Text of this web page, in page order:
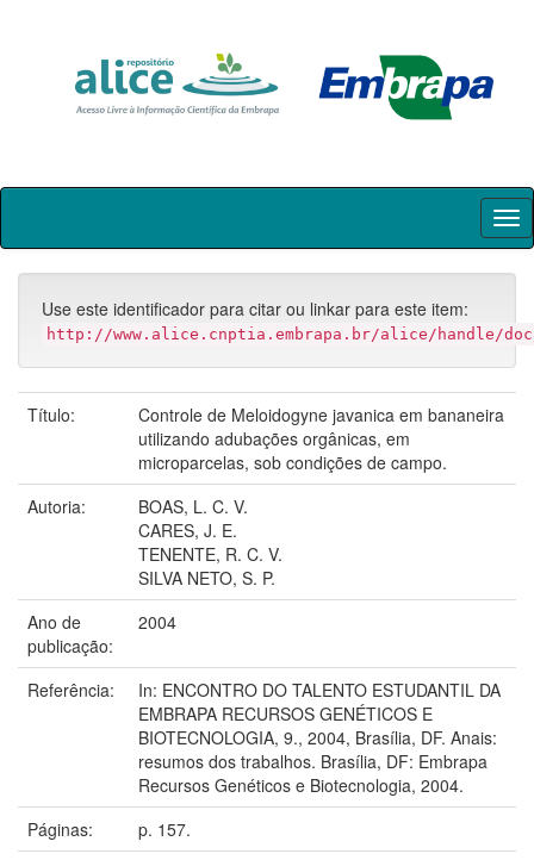
Skip
Use este identificador para citar ou linkar para este item:
http://www.alice.cnptia.embrapa.br/alice/handle/
Título:
Controle de Meloidogyne javanica em bananeira
utilizando adubações orgânicas, em
microparcelas, sob condições de campo.
Autoria:
BOAS, L. C. V.
CARES, J. E.
TENENTE, R. C. V.
SILVA NETO, S. P.
Ano de
publicação:
2004
Referência:
In: ENCONTRO DO TALENTO ESTUDANTIL DA
EMBRAPA RECURSOS GENÉTICOS E
BIOTECNOLOGIA, 9., 2004, Brasília, DF. Anais:
resumos dos trabalhos. Brasília, DF: Embrapa
Recursos Genéticos e Biotecnologia, 2004.
Páginas:
p. 157.